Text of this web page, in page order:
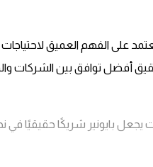
على الفهم العميق
أفضل توافق بين الشركات
يجعل بايونير شريكًا